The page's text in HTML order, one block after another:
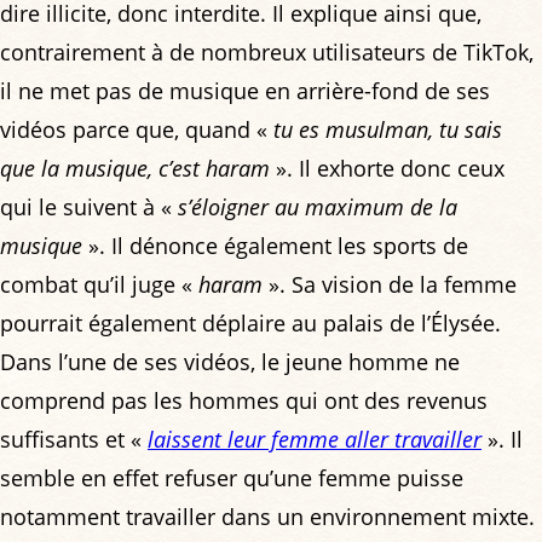
dire illicite, donc interdite. Il explique ainsi que,
contrairement à de nombreux utilisateurs de TikTok,
il ne met pas de musique en arrière-fond de ses
vidéos parce que, quand « tu es musulman, tu sais
que la musique, c’est haram ». Il exhorte donc ceux
qui le suivent à « s’éloigner au maximum de la
musique ». Il dénonce également les sports de
combat qu’il juge « haram ». Sa vision de la femme
pourrait également déplaire au palais de l’Élysée.
Dans l’une de ses vidéos, le jeune homme ne
comprend pas les hommes qui ont des revenus
suffisants et « laissent leur femme aller travailler». Il
semble en effet refuser qu’une femme puisse
notamment travailler dans un environnement mixte.